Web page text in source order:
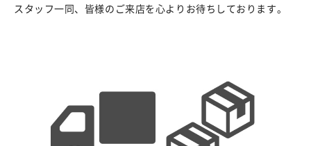
スタッフ一同、皆様のご来店を心よりお待ちしております。